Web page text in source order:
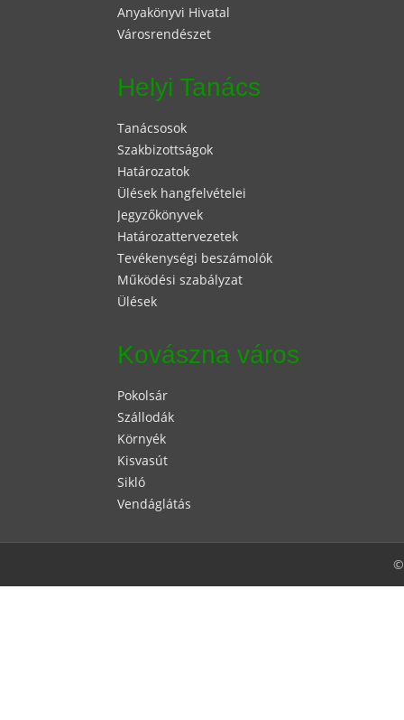
Anyakönyvi Hivatal
Városrendészet
Helyi Tanács
Tanácsosok
Szakbizottságok
Határozatok
Ülések hangfelvételei
Jegyzőkönyvek
Határozattervezetek
Tevékenységi beszámolók
Működési szabályzat
Ülések
Kovászna város
Pokolsár
Szállodák
Környék
Kisvasút
Sikló
Vendáglátás